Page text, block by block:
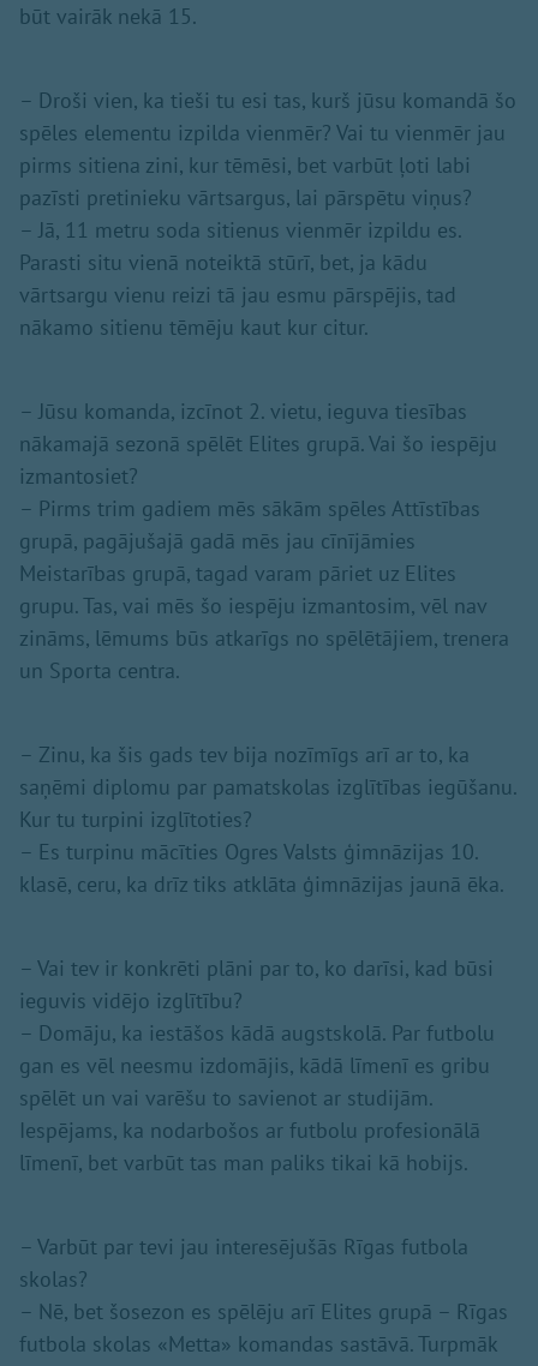
būt vairāk nekā 15.
– Droši vien, ka tieši tu esi tas, kurš jūsu komandā šo
spēles elementu izpilda vienmēr? Vai tu vienmēr jau
pirms sitiena zini, kur tēmēsi, bet varbūt ļoti labi
pazīsti pretinieku vārtsargus, lai pārspētu viņus?
– Jā, 11 metru soda sitienus vienmēr izpildu es.
Parasti situ vienā noteiktā stūrī, bet, ja kādu
vārtsargu vienu reizi tā jau esmu pārspējis, tad
nākamo sitienu tēmēju kaut kur citur.
– Jūsu komanda, izcīnot 2. vietu, ieguva tiesības
nākamajā sezonā spēlēt Elites grupā. Vai šo iespēju
izmantosiet?
– Pirms trim gadiem mēs sākām spēles Attīstības
grupā, pagājušajā gadā mēs jau cīnījāmies
Meistarības grupā, tagad varam pāriet uz Elites
grupu. Tas, vai mēs šo iespēju izmantosim, vēl nav
zināms, lēmums būs atkarīgs no spēlētājiem, trenera
un Sporta centra.
– Zinu, ka šis gads tev bija nozīmīgs arī ar to, ka
saņēmi diplomu par pamatskolas izglītības iegūšanu.
Kur tu turpini izglītoties?
– Es turpinu mācīties Ogres Valsts ģimnāzijas 10.
klasē, ceru, ka drīz tiks atklāta ģimnāzijas jaunā ēka.
– Vai tev ir konkrēti plāni par to, ko darīsi, kad būsi
ieguvis vidējo izglītību?
– Domāju, ka iestāšos kādā augstskolā. Par futbolu
gan es vēl neesmu izdomājis, kādā līmenī es gribu
spēlēt un vai varēšu to savienot ar studijām.
Iespējams, ka nodarbošos ar futbolu profesionālā
līmenī, bet varbūt tas man paliks tikai kā hobijs.
– Varbūt par tevi jau interesējušās Rīgas futbola
skolas?
– Nē, bet šosezon es spēlēju arī Elites grupā – Rīgas
futbola skolas «Metta» komandas sastāvā. Turpmāk